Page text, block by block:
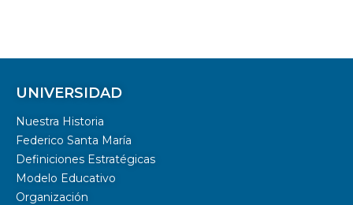
UNIVERSIDAD
Nuestra Historia
Federico Santa María
Definiciones Estratégicas
Modelo Educativo
Organización